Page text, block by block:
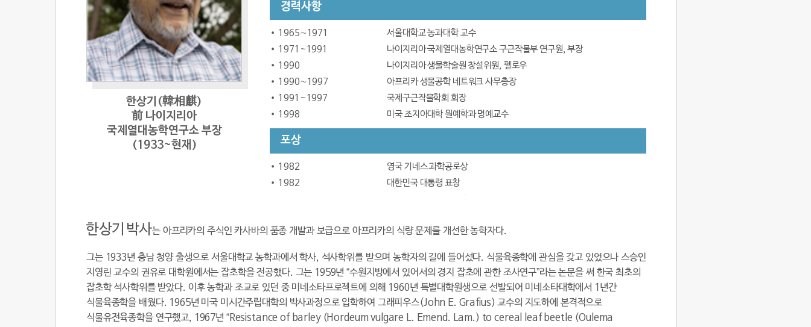
한상기(韓相麒)
前 나이지리아
국제열대농학연구소 부장
(1933~현재)
경력사항
1965∼1971
서울대학교 농과대학 교수
1971~1991
나이지리아 국제열대농학연구소 구근작물부 연구원, 부장
1990
나이지리아 생물학술원 창설위원, 펠로우
1990∼1997
아프리카 생물공학 네트워크 사무총장
1991~1997
국제구근작물학회 회장
1998
미국 조지아대학 원예학과 명예교수
포상
1982
영국 기네스 과학공로상
1982
대한민국 대통령 표창
1990/1995
벨지움 보드윈상
한상기 박사는 아프리카의 주식인 카사바의 품종 개발과 보급으로 아프리카의 식량 문제를 개선한 농학자다.
그는 1933년 충남 청양 출생으로 서울대학교 농학과에서 학사, 석사학위를 받으며 농학자의 길에 들어섰다. 식물육종학에 관심을 갖고 있었으나 스승인
지영린 교수의 권유로 대학원에서는 잡초학을 전공했다. 그는 1959년 “수원지방에서 있어서의 경지 잡초에 관한 조사연구”라는 논문을 써 한국 최초의
잡초학 석사학위를 받았다. 이후 농학과 조교로 있던 중 미네소타프로젝트에 의해 1960년 특별대학원생으로 선발되어 미네소타대학에서 1년간
식물육종학을 배웠다. 1965년 미국 미시간주립대학의 박사과정으로 입학하여 그래피우스(John E. Grafius) 교수의 지도하에 본격적으로
식물유전육종학을 연구했고, 1967년 “Resistance of barley (Hordeum vulgare L. Emend. Lam.) to cereal leaf beetle (Oulema